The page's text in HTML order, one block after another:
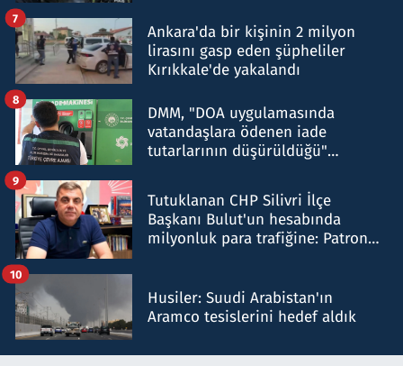
Ankara'da bir kişinin 2 milyon
lirasını gasp eden şüpheliler
Kırıkkale'de yakalandı
7
DMM, "DOA uygulamasında
vatandaşlara ödenen iade
tutarlarının düşürüldüğü"
8
Tutuklanan CHP Silivri İlçe
Başkanı Bulut'un hesabında
milyonluk para trafiğine: Patron
9
Husiler: Suudi Arabistan'ın
Aramco tesislerini hedef aldık
10